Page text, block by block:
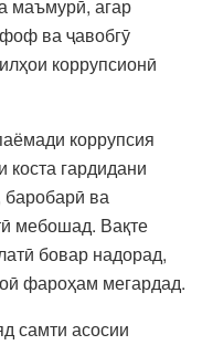
маъмурӣ, агар
ва ҷавобгӯ
коррупсионӣ
коррупсия
коста гардидани
ва
мебошад. Вақте
бовар надорад,
фароҳам мегардад.
самти асосии